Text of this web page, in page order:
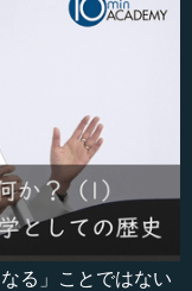
る」ことではない